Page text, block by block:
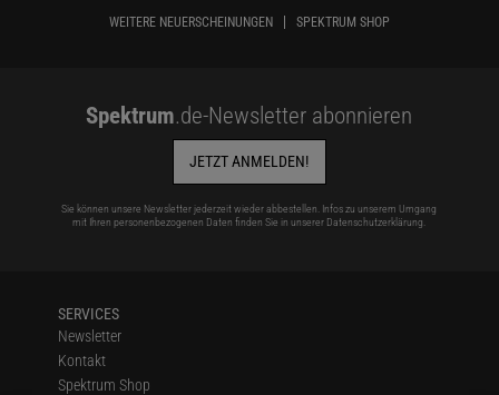
WEITERE NEUERSCHEINUNGEN SPEKTRUM SHOP
Spektrum.de-Newsletter abonnieren
JETZT ANMELDEN!
Sie können unsere Newsletter jederzeit wieder abbestellen. Infos zu unserem Umgang
mit Ihren personenbezogenen Daten finden Sie in unserer Datenschutzerklärung
SERVICES
Newsletter
Kontakt
Spektrum Shop